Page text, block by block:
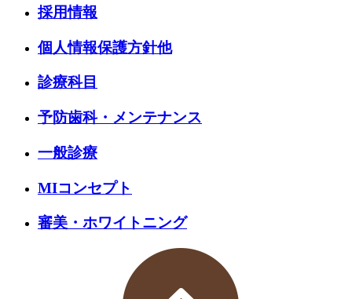
採用情報
個人情報保護方針他
診療科目
予防歯科・メンテナンス
一般診療
MIコンセプト
審美・ホワイトニング